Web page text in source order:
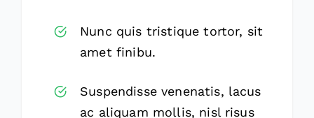
Nunc quis tristique tortor, sit
amet finibu.
Suspendisse venenatis, lacus
ac aliquam mollis, nisl risus